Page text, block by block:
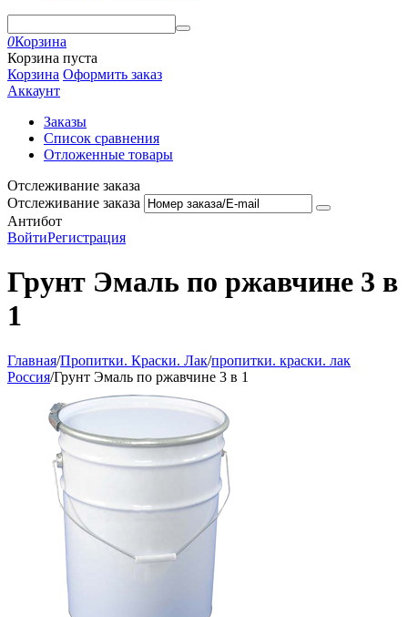
0Корзина
Корзина пуста
Корзина Оформить заказ
Аккаунт
Заказы
Список сравнения
Отложенные товары
Отслеживание заказа
Отслеживание заказа
Антибот
ВойтиРегистрация
Грунт Эмаль по ржавчине 3 в
1
Главная/Пропитки. Краски. Лак/пропитки. краски. лак
Россия/Грунт Эмаль по ржавчине 3 в 1